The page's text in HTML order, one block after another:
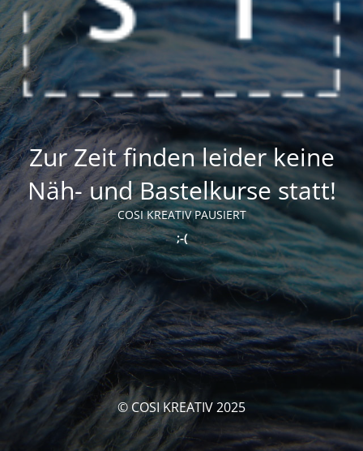
Zur Zeit finden leider keine
Näh- und Bastelkurse statt!
COSI KREATIV PAUSIERT
;-(
© COSI KREATIV 2025